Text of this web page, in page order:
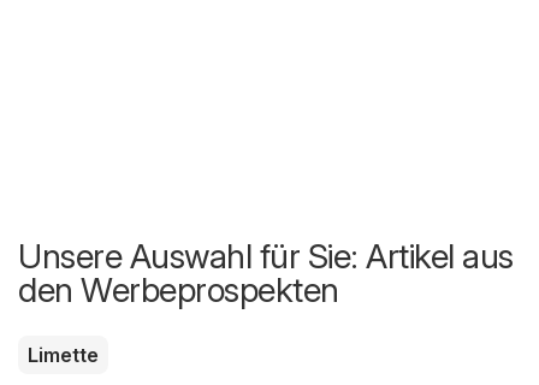
Unsere Auswahl für Sie: Artikel aus
den Werbeprospekten
Limette